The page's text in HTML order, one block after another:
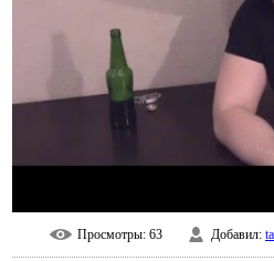
Просмотры: 63 Добавил: